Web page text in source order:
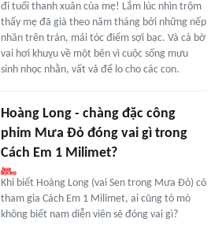
đi tuổi thanh xuân của mẹ! Lắm lúc nhìn trộm
thấy mẹ đã già theo năm tháng bởi những nếp
nhăn trên trán, mái tóc điểm sợi bạc. Và cả bờ
vai hơi khuỵu về một bên vì cuộc sống mưu
sinh nhọc nhằn, vất vả để lo cho các con.
Hoàng Long - chàng đặc công
phim Mưa Đỏ đóng vai gì trong
Cách Em 1 Milimet?
Khi biết Hoàng Long (vai Sen trong Mưa Đỏ) có
tham gia Cách Em 1 Milimet, ai cũng tò mò
không biết nam diễn viên sẽ đóng vai gì?